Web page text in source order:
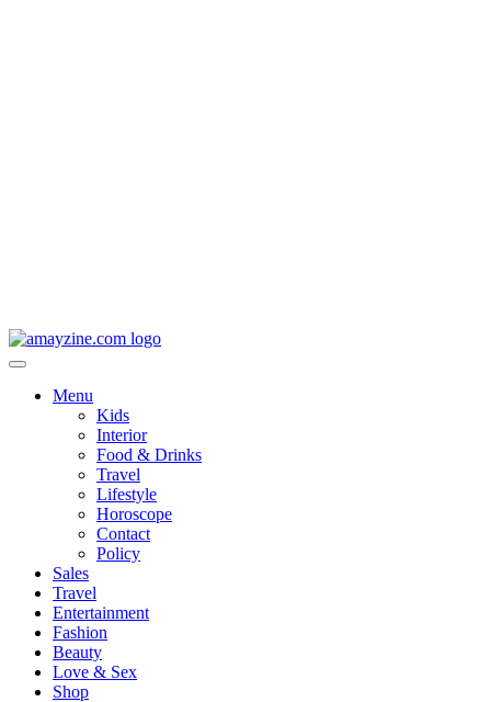
Menu
Kids
Interior
Food & Drinks
Travel
Lifestyle
Horoscope
Contact
Policy
Sales
Travel
Entertainment
Fashion
Beauty
Love & Sex
Shop